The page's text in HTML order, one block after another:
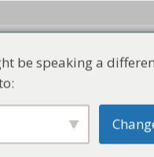
Nossos Membros
be speaking a